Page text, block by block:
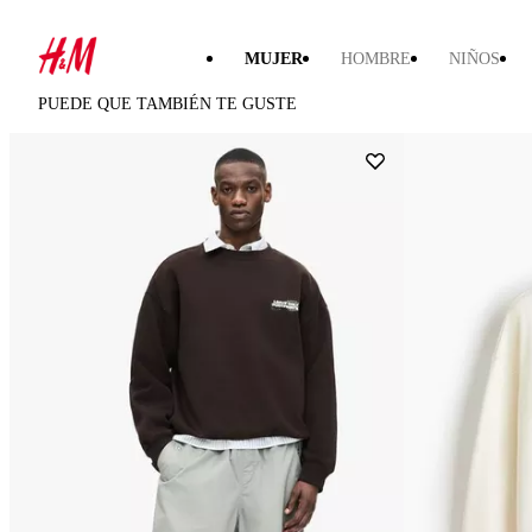
MUJER HOMBRE NIÑOS
PUEDE QUE TAMBIÉN TE GUSTE